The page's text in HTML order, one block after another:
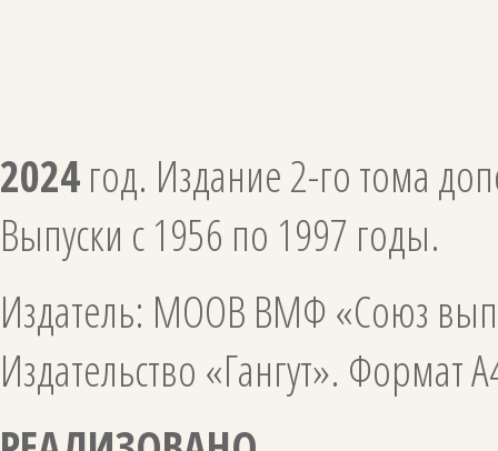
2024год. Издание 2-го тома
Выпуски с 1956 по 1997 годы.
Издатель: МООВ ВМФ «Союз
Издательство «Гангут». Формат